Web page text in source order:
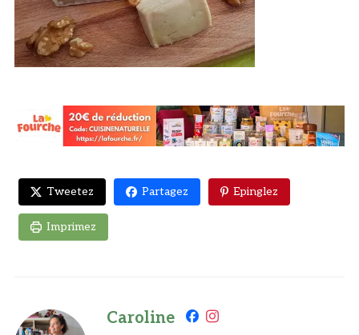
Tweetez Partagez Epinglez
Imprimez
Caroline